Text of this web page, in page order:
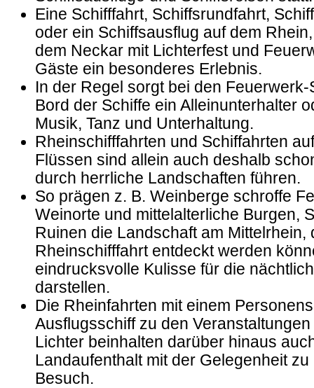
Eine Schifffahrt, Schiffsrundfahrt,
oder ein Schiffsausflug auf dem
dem Neckar mit Lichterfest und
Gäste ein besonderes Erlebnis.
In der Regel sorgt bei den
Bord der Schiffe ein Alleinunterhalter
Musik, Tanz und Unterhaltung.
Rheinschifffahrten und Schiffahrten
Flüssen sind allein auch deshalb
durch herrliche Landschaften führen.
So prägen z. B. Weinberge schroffe
Weinorte und mittelalterliche Burgen,
Ruinen die Landschaft am Mittelrhein,
Rheinschifffahrt entdeckt werden
eindrucksvolle Kulisse für die
darstellen.
Die Rheinfahrten mit einem
Ausflugsschiff zu den
Lichter beinhalten darüber hinaus
Landaufenthalt mit der Gelegenheit
Besuch.